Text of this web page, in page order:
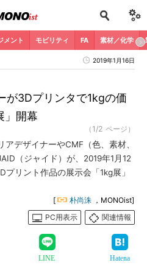
メント モビリティ FA 素材／化学
2019年1月16日
が3Dプリンタで1kgの価
」開幕
（1/2 ページ）
デザイナーやCMF（色、素材、
（ジャイド）が、2019年1月12
リント作品の展示会「1kg展」
[ 朴尚洙 ，MONOist]
PC用表示
関連情報
LINE Hatena